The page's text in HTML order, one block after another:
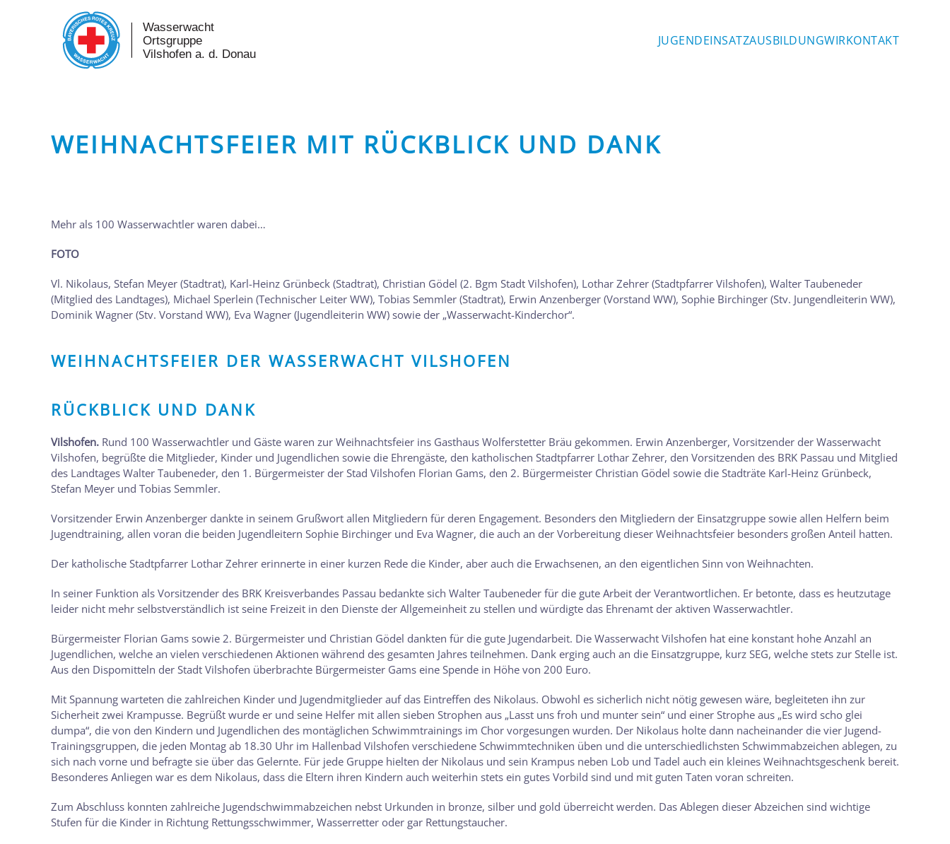
Skip to main content JUGENDEINSATZAUSBILDUNGWIRKONTAKT
WEIHNACHTSFEIER MIT RÜCKBLICK UND DANK
Mehr als 100 Wasserwachtler waren dabei…
FOTO
Vl. Nikolaus, Stefan Meyer (Stadtrat), Karl-Heinz Grünbeck (Stadtrat), Christian Gödel (2. Bgm Stadt Vilshofen), Lothar Zehrer (Stadtpfarrer Vilshofen), Walter Taubeneder
(Mitglied des Landtages), Michael Sperlein (Technischer Leiter WW), Tobias Semmler (Stadtrat), Erwin Anzenberger (Vorstand WW), Sophie Birchinger (Stv. Jungendleiterin WW),
Dominik Wagner (Stv. Vorstand WW), Eva Wagner (Jugendleiterin WW) sowie der „Wasserwacht-Kinderchor“.
WEIHNACHTSFEIER DER WASSERWACHT VILSHOFEN
RÜCKBLICK UND DANK
Vilshofen. Rund 100 Wasserwachtler und Gäste waren zur Weihnachtsfeier ins Gasthaus Wolferstetter Bräu gekommen. Erwin Anzenberger, Vorsitzender der Wasserwacht
Vilshofen, begrüßte die Mitglieder, Kinder und Jugendlichen sowie die Ehrengäste, den katholischen Stadtpfarrer Lothar Zehrer, den Vorsitzenden des BRK Passau und Mitglied
des Landtages Walter Taubeneder, den 1. Bürgermeister der Stad Vilshofen Florian Gams, den 2. Bürgermeister Christian Gödel sowie die Stadträte Karl-Heinz Grünbeck,
Stefan Meyer und Tobias Semmler.
Vorsitzender Erwin Anzenberger dankte in seinem Grußwort allen Mitgliedern für deren Engagement. Besonders den Mitgliedern der Einsatzgruppe sowie allen Helfern beim
Jugendtraining, allen voran die beiden Jugendleitern Sophie Birchinger und Eva Wagner, die auch an der Vorbereitung dieser Weihnachtsfeier besonders großen Anteil hatten.
Der katholische Stadtpfarrer Lothar Zehrer erinnerte in einer kurzen Rede die Kinder, aber auch die Erwachsenen, an den eigentlichen Sinn von Weihnachten.
In seiner Funktion als Vorsitzender des BRK Kreisverbandes Passau bedankte sich Walter Taubeneder für die gute Arbeit der Verantwortlichen. Er betonte, dass es heutzutage
leider nicht mehr selbstverständlich ist seine Freizeit in den Dienste der Allgemeinheit zu stellen und würdigte das Ehrenamt der aktiven Wasserwachtler.
Bürgermeister Florian Gams sowie 2. Bürgermeister und Christian Gödel dankten für die gute Jugendarbeit. Die Wasserwacht Vilshofen hat eine konstant hohe Anzahl an
Jugendlichen, welche an vielen verschiedenen Aktionen während des gesamten Jahres teilnehmen. Dank erging auch an die Einsatzgruppe, kurz SEG, welche stets zur Stelle ist.
Aus den Dispomitteln der Stadt Vilshofen überbrachte Bürgermeister Gams eine Spende in Höhe von 200 Euro.
Mit Spannung warteten die zahlreichen Kinder und Jugendmitglieder auf das Eintreffen des Nikolaus. Obwohl es sicherlich nicht nötig gewesen wäre, begleiteten ihn zur
Sicherheit zwei Krampusse. Begrüßt wurde er und seine Helfer mit allen sieben Strophen aus „Lasst uns froh und munter sein“ und einer Strophe aus „Es wird scho glei
dumpa“, die von den Kindern und Jugendlichen des montäglichen Schwimmtrainings im Chor vorgesungen wurden. Der Nikolaus holte dann nacheinander die vier Jugend-
Trainingsgruppen, die jeden Montag ab 18.30 Uhr im Hallenbad Vilshofen verschiedene Schwimmtechniken üben und die unterschiedlichsten Schwimmabzeichen ablegen, zu
sich nach vorne und befragte sie über das Gelernte. Für jede Gruppe hielten der Nikolaus und sein Krampus neben Lob und Tadel auch ein kleines Weihnachtsgeschenk bereit.
Besonderes Anliegen war es dem Nikolaus, dass die Eltern ihren Kindern auch weiterhin stets ein gutes Vorbild sind und mit guten Taten voran schreiten.
Zum Abschluss konnten zahlreiche Jugendschwimmabzeichen nebst Urkunden in bronze, silber und gold überreicht werden. Das Ablegen dieser Abzeichen sind wichtige
Stufen für die Kinder in Richtung Rettungsschwimmer, Wasserretter oder gar Rettungstaucher.